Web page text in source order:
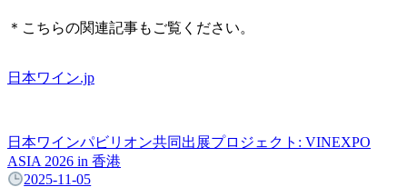
＊こちらの関連記事もご覧ください。
日本ワイン.jp
日本ワインパビリオン共同出展プロジェクト: VINEXPO
ASIA 2026 in 香港
2025-11-05